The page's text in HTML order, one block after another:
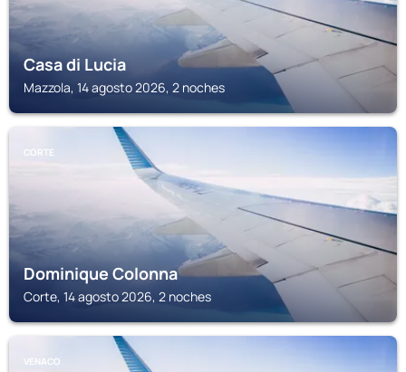
Casa di Lucia
Mazzola, 14 agosto 2026, 2 noches
CORTE
Dominique Colonna
Corte, 14 agosto 2026, 2 noches
VENACO